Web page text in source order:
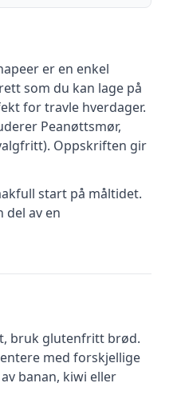
er en enkel
som du kan lage på
for travle hverdager.
Peanøttsmør,
. Oppskriften gir
start på måltidet.
del av en
bruk glutenfritt brød.
med forskjellige
banan, kiwi eller